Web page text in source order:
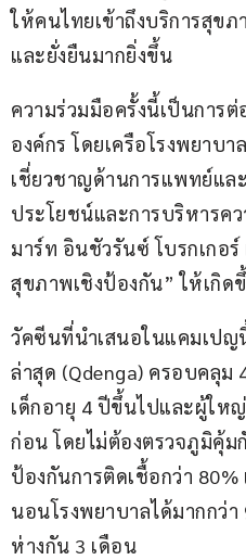
ให้คนไทยเข้าถึงบริการสุข
และยั่งยืนมากยิ่งขึ้น
ความร่วมมือครั้งนี้เป็นการ
องค์กร โดยเครือโรงพยาบ
เชี่ยวชาญด้านการแพทย์แ
ประโยชน์และการบริหารค
มาร์ท อินชัวรันซ์ โบรกเกอ
สุขภาพเชิงป้องกัน” ให้เกิด
วัคซีนที่นำเสนอในแคมเปญ
ล่าสุด (Qdenga) ครอบคลุม
เด็กอายุ 4 ปีขึ้นไปและผู้ให
ก่อน โดยไม่ต้องตรวจภูมิคุ้
ป้องกันการติดเชื้อกว่า
นอนโรงพยาบาลได้มากกว่
ห่างกัน 3 เดือน